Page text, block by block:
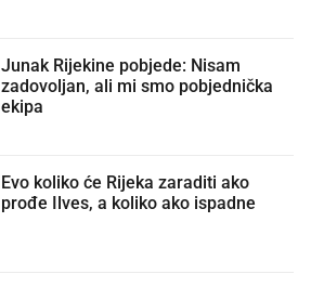
Junak Rijekine pobjede: Nisam
zadovoljan, ali mi smo pobjednička
ekipa
Evo koliko će Rijeka zaraditi ako
prođe Ilves, a koliko ako ispadne